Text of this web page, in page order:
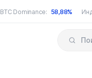
BTC Dominance: 58,88%